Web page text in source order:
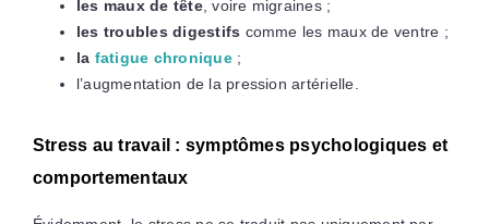
les maux de tête, voire migraines ;
les troubles digestifs comme les maux de ventre ;
la fatigue chronique;
l’augmentation de la pression artérielle.
Stress au travail : symptômes psychologiques et
comportementaux